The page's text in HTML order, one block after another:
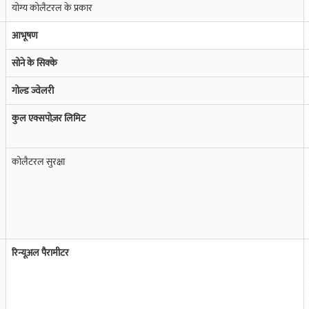
की जांच करने में मदद करता है. 9 कैरेट गोल्ड के लिए, हॉलमार्किंग कन्फर्म करती है कि
के रूप में कार्य करता है.
पारदर्शिता सुनिश्चित करती है और खरीदारों को शुद्धता के क्लेम से बचाती है.
आज ही अपने सत्यापित ज्वेलरी के लिए तुरंत पैसे पाएं और पूरी सुरक्षा और पारदर्शिता
के लिए चुना जाता है. क्योंकि इसमें गोल्ड की शुद्धता कम होती है, इसलिए कम कैरेट
विकल्प उच्च शुद्धता वाले गोल्ड पर ध्यान केंद्रित करते हैं क्योंकि इसमें मज़बूत रीसेल
योग्य कोलैटरल के प्रकार
आभूषण
सोने के सिक्के
गोल्ड ज्वेलरी
कुल एक्सपोज़र लिमिट
कोलैटरल सुरक्षा
रिन्यूअल पैरामीटर